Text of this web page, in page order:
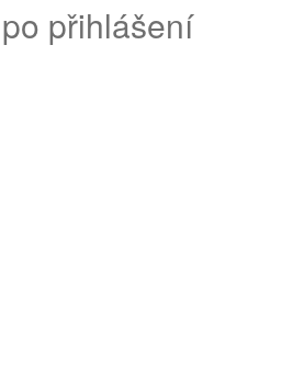
přihlášení